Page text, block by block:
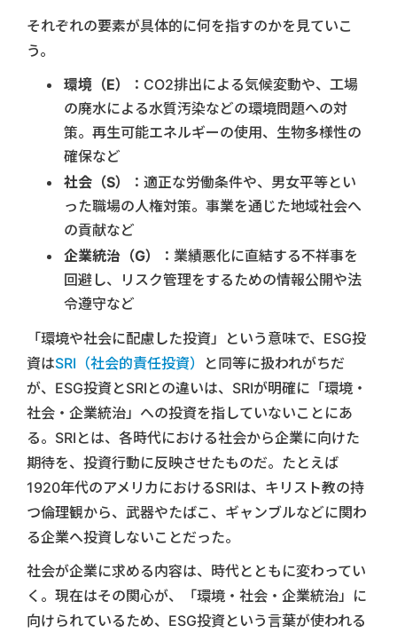
それぞれの要素が具体的に何を指すのかを見ていこ
う。
環境（E）
：CO2排出による気候変動や、工場
の廃水による水質汚染などの環境問題への対
策。再生可能エネルギーの使用、生物多様性の
確保など
社会（S）
：適正な労働条件や、男女平等とい
った職場の人権対策。事業を通じた地域社会へ
の貢献など
企業統治（G）
：業績悪化に直結する不祥事を
回避し、リスク管理をするための情報公開や法
令遵守など
「環境や社会に配慮した投資」という意味で、ESG投
資はSRI（社会的責任投資）
と同等に扱われがちだ
が、ESG投資とSRIとの違いは、SRIが明確に「環境・
社会・企業統治」への投資を指していないことにあ
る。SRIとは、各時代における社会から企業に向けた
期待を、投資行動に反映させたものだ。たとえば
1920年代のアメリカにおけるSRIは、キリスト教の持
つ倫理観から、武器やたばこ、ギャンブルなどに関わ
る企業へ投資しないことだった。
社会が企業に求める内容は、時代とともに変わってい
く。現在はその関心が、「環境・社会・企業統治」に
向けられているため、ESG投資という言葉が使われる